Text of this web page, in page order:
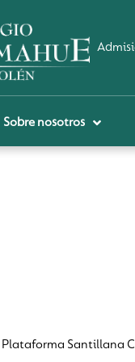
Sobre nosotros
Plataforma Santillana